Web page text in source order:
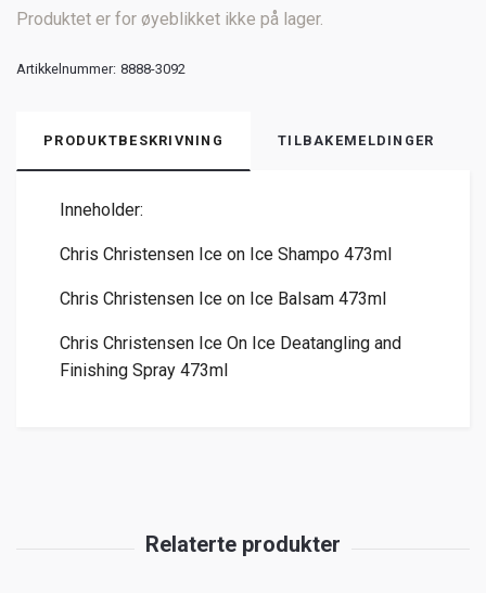
Produktet er for øyeblikket ikke på lager.
Artikkelnummer: 8888-3092
PRODUKTBESKRIVNING TILBAKEMELDINGER
Inneholder:
Chris Christensen Ice on Ice Shampo 473ml
Chris Christensen Ice on Ice Balsam 473ml
Chris Christensen Ice On Ice Deatangling and
Finishing Spray 473ml